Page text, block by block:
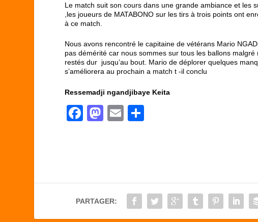
Le match suit son cours dans une grande ambiance et les
,les joueurs de MATABONO sur les tirs à trois points ont
à ce match.
Nous avons rencontré le capitaine de vétérans Mario
pas démérité car nous sommes sur tous les ballons
restés dur jusqu’au bout. Mario de déplorer quelques
s’améliorera au prochain a match t -il conclu
Ressemadji ngandjibaye Keita
F
b
o
M
d
o
E
er
PARTAGER: